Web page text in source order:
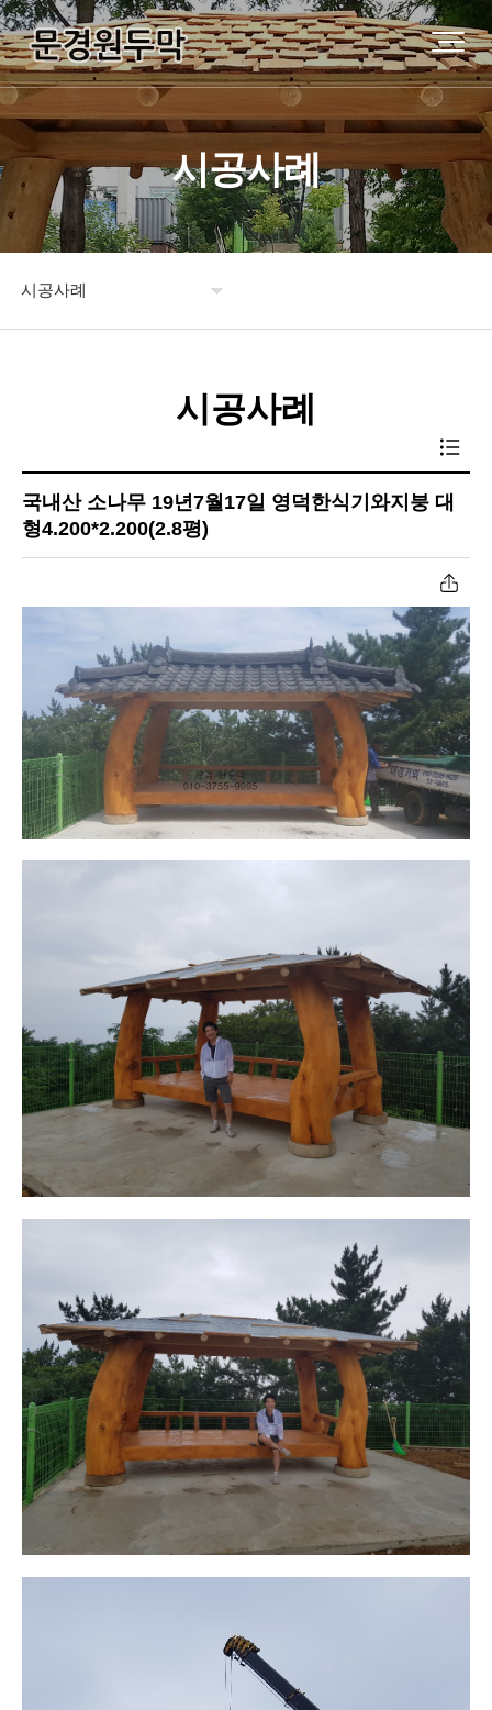
시공사례
시공사례
공장작업과정
원두막자재입고
온라인문의
시공사례
국내산 소나무 19년7월17일 영덕한식기와지붕 대
형4.200*2.200(2.8평)